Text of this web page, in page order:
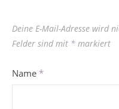
Deine E-Mail-Adresse wird
Felder sind mit * markiert
Name *